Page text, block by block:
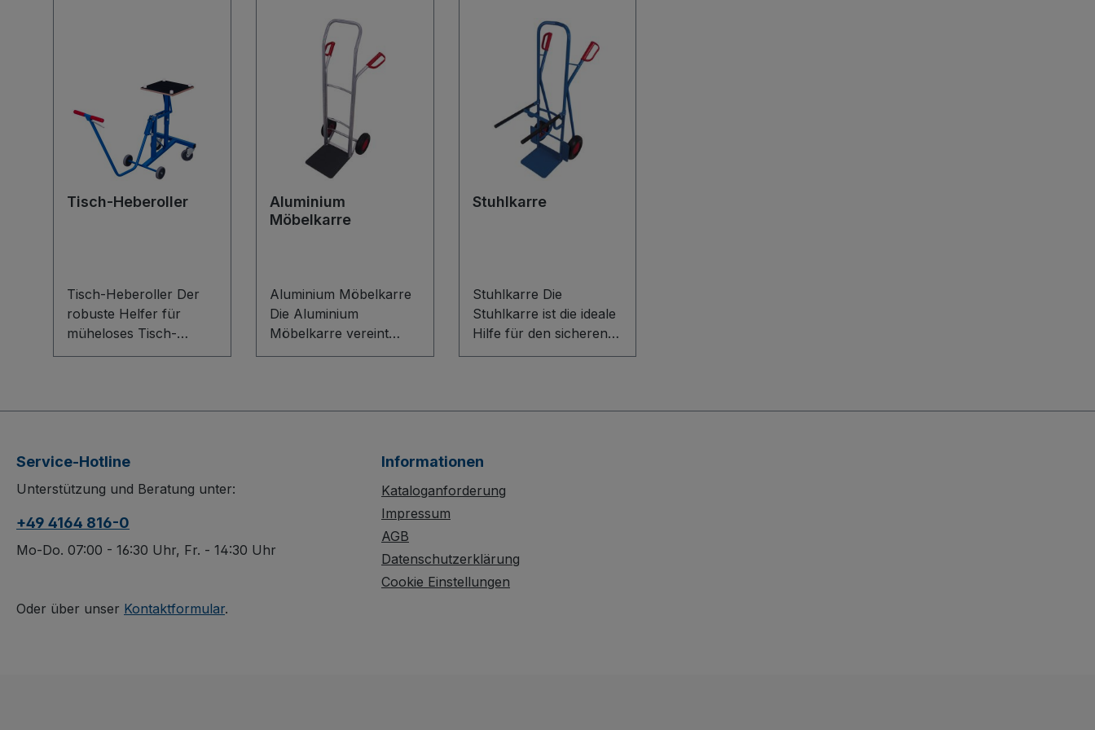
Tisch-Heberoller
Tisch-Heberoller Der
robuste Helfer für
müheloses Tisch-
Handling: Der Tisch-
on ermöglicht die
Tischen. Der
umlegbare, arretierbare
Handgriffen und der
Hebel zur Arretierung
komfortables und
Aluminium
Möbelkarre
Aluminium Möbelkarre
Die Aluminium
Möbelkarre vereint
leichtes Gewicht mit
Schweißkonstruktion
während 2 innovative
Sicherheitshandgriffe
sicheren Halt bieten.
Gebogene Querstreben
mit transparentem
Softschlauchüberzug
Stuhlkarre
Stuhlkarre Die
Stuhlkarre ist die ideale
Hilfe für den sicheren
und rückenschonenden
Schweißkonstruktion
Stuhlauflage mit
rutschhemmendem
höhenverstellbar
(Länge 505 mm) und
Service-Hotline
Unterstützung und Beratung unter:
+49 4164 816-0
Mo-Do. 07:00 - 16:30 Uhr, Fr. - 14:30 Uhr
Oder über unser Kontaktformular.
Informationen
Kataloganforderung
Impressum
AGB
Datenschutzerklärung
Cookie Einstellungen